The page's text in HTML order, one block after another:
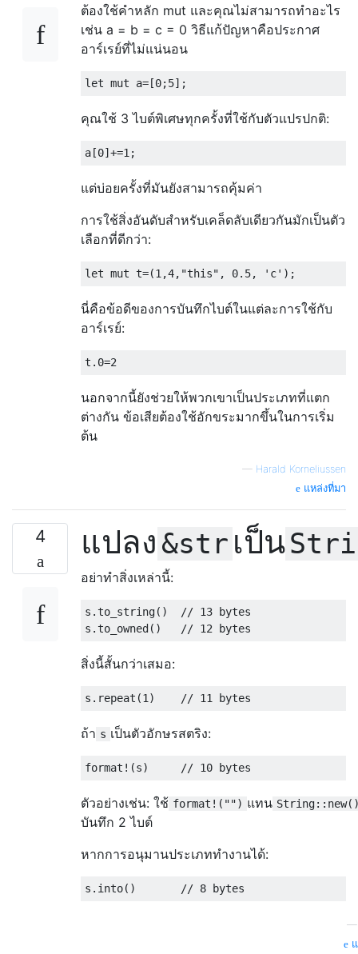
ต้องใช้คำหลัก mut และคุณไม่สามารถทำอะไร
เช่น a = b = c = 0 วิธีแก้ปัญหาคือประกาศ
อาร์เรย์ที่ไม่แน่นอน
คุณใช้ 3 ไบต์พิเศษทุกครั้งที่ใช้กับตัวแปรปกติ:
แต่บ่อยครั้งที่มันยังสามารถคุ้มค่า
การใช้สิ่งอันดับสำหรับเคล็ดลับเดียวกันมักเป็นตัว
เลือกที่ดีกว่า:
นี่คือข้อดีของการบันทึกไบต์ในแต่ละการใช้กับ
อาร์เรย์:
นอกจากนี้ยังช่วยให้พวกเขาเป็นประเภทที่แตก
ต่างกัน ข้อเสียต้องใช้อักขระมากขึ้นในการเริ่ม
ต้น
— Harald Korneliussen
แหล่งที่มา
4 แปลง &str เป็น
อย่าทำสิ่งเหล่านี้:
s .to_string()
// 13 bytes
s .to_owned () // 12 bytes
สิ่งนี้สั้นกว่าเสมอ:
s . repeat (1 ) // 11 bytes
ถ้า s เป็นตัวอักษรสตริง:
format !(s) // 10 bytes
ตัวอย่างเช่น: ใช้ format!("") แทน
บันทึก 2 ไบต์
หากการอนุมานประเภททำงานได้:
s . into() // 8 bytes